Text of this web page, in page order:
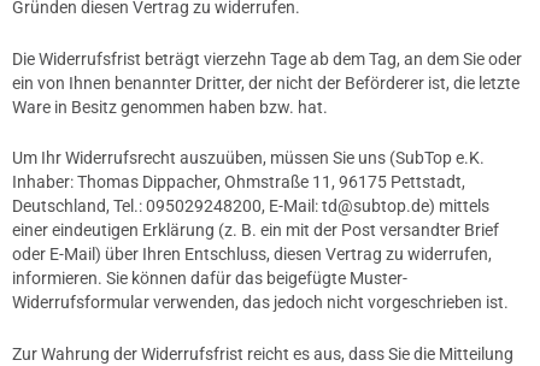
Gründen diesen Vertrag zu widerrufen.
Die Widerrufsfrist beträgt vierzehn Tage ab dem Tag, an dem Sie oder
ein von Ihnen benannter Dritter, der nicht der Beförderer ist, die letzte
Ware in Besitz genommen haben bzw. hat.
Um Ihr Widerrufsrecht auszuüben, müssen Sie uns (SubTop e.K.
Inhaber: Thomas Dippacher, Ohmstraße 11, 96175 Pettstadt,
Deutschland, Tel.: 095029248200, E-Mail: td@subtop.de) mittels
einer eindeutigen Erklärung (z. B. ein mit der Post versandter Brief
oder E-Mail) über Ihren Entschluss, diesen Vertrag zu widerrufen,
informieren. Sie können dafür das beigefügte Muster-
Widerrufsformular verwenden, das jedoch nicht vorgeschrieben ist.
Zur Wahrung der Widerrufsfrist reicht es aus, dass Sie die Mitteilung